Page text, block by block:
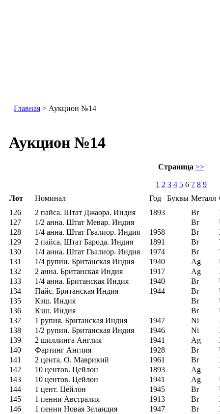
Главная > Аукцион №14
Аукцион №14
Страница >>
1 2 3 4 5 6 7 8 9
Лот
Номинал Год Буквы Металл
126
2 пайса. Штат Джаора. Индия 1893 Br
127
1/2 анна. Штат Мевар. Индия Br
128
1/4 анна. Штат Гвалиор. Индия 1958 Br
129
2 пайса. Штат Барода. Индия 1891 Br
130
1/4 анна. Штат Гвалиор. Индия 1974 Br
131
1/4 рупии. Британская Индия 1940 Ag
132
2 анна. Британская Индия 1917 Ag
133
1/4 анна. Британская Индия 1940 Br
134
Пайс. Британская Индия 1944 Br
135
Кэш. Индия Br
136
Кэш. Индия Br
137
1 рупия. Британская Индия 1947 Ni
138
1/2 рупии. Британская Индия 1946 Ni
139
2 шиллинга Англия 1941 Ag
140
Фартинг Англия 1928 Br
141
2 цента. О. Маврикий 1961 Br
142
10 центов. Цейлон 1893 Ag
143
10 центов. Цейлон 1941 Ag
144
1 цент. Цейлон 1945 Br
145
1 пенни Австралия 1913 Br
146
1 пенни Новая Зеландия 1947 Br